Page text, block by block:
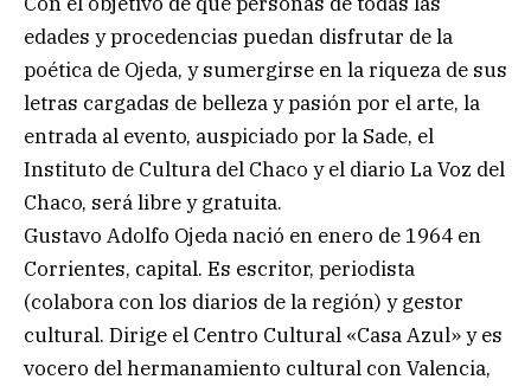
edades y procedencias puedan disfrutar de la
poética de Ojeda, y sumergirse en la riqueza de sus
letras cargadas de belleza y pasión por el arte, la
entrada al evento, auspiciado por la Sade, el
Instituto de Cultura del Chaco y el diario La Voz del
Chaco, será libre y gratuita.
Gustavo Adolfo Ojeda nació en enero de 1964 en
Corrientes, capital. Es escritor, periodista
(colabora con los diarios de la región) y gestor
cultural. Dirige el Centro Cultural «Casa Azul» y es
vocero del hermanamiento cultural con Valencia,